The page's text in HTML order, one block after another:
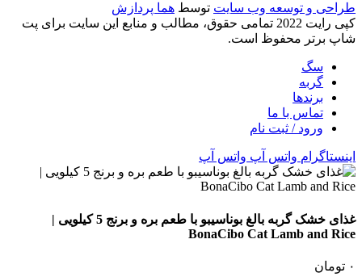
طراحی و توسعه وب سایت توسط هما پردازش
کپی رایت 2022 تمامی حقوق، مطالب و منابع این سایت برای پت
شاپ برتر محفوظ است.
سگ
گربه
برندها
تماس با ما
ورود / ثبت نام
اینستاگرام واتس آپ واتس آپ
غذای خشک گربه بالغ بوناسیبو با طعم بره و برنج 5 کیلویی |
BonaCibo Cat Lamb and Rice
۰ تومان